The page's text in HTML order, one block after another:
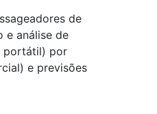
de
e análise de
portátil) por
e previsões